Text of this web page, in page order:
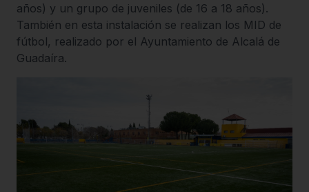
años) y un grupo de juveniles (de 16 a 18 años).
También en esta instalación se realizan los MID de
fútbol, realizado por el Ayuntamiento de Alcalá de
Guadaíra.